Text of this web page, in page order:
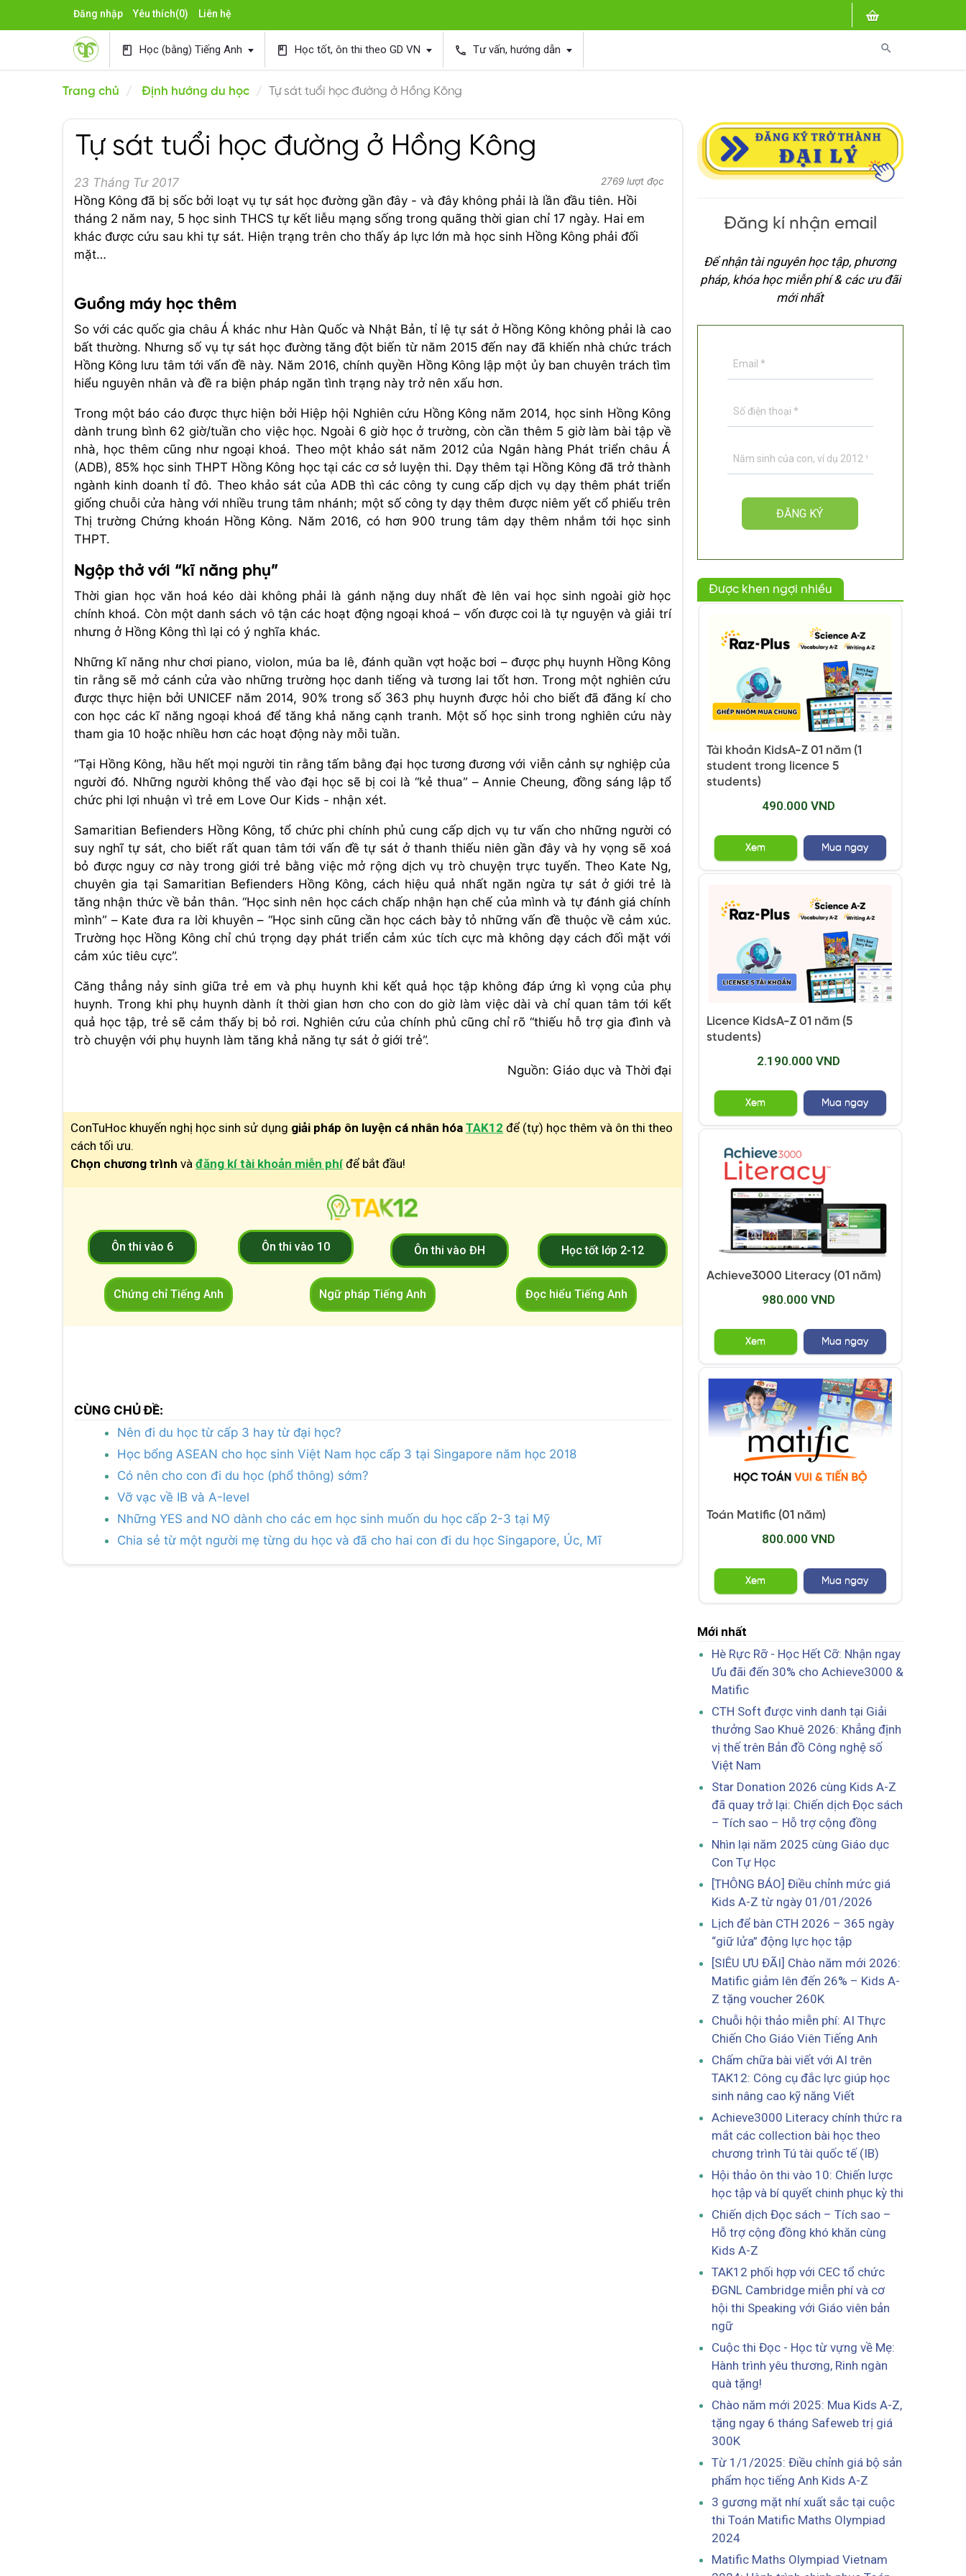
Đăng nhập Yêu thích(0) Liên hệ
search
book Học (bằng) Tiếng Anh book Học tốt, ôn thi theo GD VN phone Tư vấn, hướng dẫn
Trang chủ Định hướng du học Tự sát tuổi học đường ở Hồng Kông
Tự sát tuổi học đường ở Hồng Kông
23 Tháng Tư 2017 2769 lượt đọc
Hồng Kông đã bị sốc bởi loạt vụ tự sát học đường gần đây - và đây không phải là lần đầu tiên. Hồi
tháng 2 năm nay, 5 học sinh THCS tự kết liễu mạng sống trong quãng thời gian chỉ 17 ngày. Hai em
khác được cứu sau khi tự sát. Hiện trạng trên cho thấy áp lực lớn mà học sinh Hồng Kông phải đối
mặt…
Guồng máy học thêm
So với các quốc gia châu Á khác như Hàn Quốc và Nhật Bản, tỉ lệ tự sát ở Hồng Kông không phải là cao
bất thường. Nhưng số vụ tự sát học đường tăng đột biến từ năm 2015 đến nay đã khiến nhà chức trách
Hồng Kông lưu tâm tới vấn đề này. Năm 2016, chính quyền Hồng Kông lập một ủy ban chuyên trách tìm
hiểu nguyên nhân và đề ra biện pháp ngăn tình trạng này trở nên xấu hơn.
Trong một báo cáo được thực hiện bởi Hiệp hội Nghiên cứu Hồng Kông năm 2014, học sinh Hồng Kông
dành trung bình 62 giờ/tuần cho việc học. Ngoài 6 giờ học ở trường, còn cần thêm 5 giờ làm bài tập về
nhà, học thêm cũng như ngoại khoá. Theo một khảo sát năm 2012 của Ngân hàng Phát triển châu Á
(ADB), 85% học sinh THPT Hồng Kông học tại các cơ sở luyện thi. Dạy thêm tại Hồng Kông đã trở thành
ngành kinh doanh tỉ đô. Theo khảo sát của ADB thì các công ty cung cấp dịch vụ dạy thêm phát triển
giống chuỗi cửa hàng với nhiều trung tâm nhánh; một số công ty dạy thêm được niêm yết cổ phiếu trên
Thị trường Chứng khoán Hồng Kông. Năm 2016, có hơn 900 trung tâm dạy thêm nhắm tới học sinh
THPT.
Ngộp thở với “kĩ năng phụ”
Thời gian học văn hoá kéo dài không phải là gánh nặng duy nhất đè lên vai học sinh ngoài giờ học
chính khoá. Còn một danh sách vô tận các hoạt động ngoại khoá – vốn được coi là tự nguyện và giải trí
nhưng ở Hồng Kông thì lại có ý nghĩa khác.
Những kĩ năng như chơi piano, violon, múa ba lê, đánh quần vợt hoặc bơi – được phụ huynh Hồng Kông
tin rằng sẽ mở cánh cửa vào những trường học danh tiếng và tương lai tốt hơn. Trong một nghiên cứu
được thực hiện bởi UNICEF năm 2014, 90% trong số 363 phụ huynh được hỏi cho biết đã đăng kí cho
con học các kĩ năng ngoại khoá để tăng khả năng cạnh tranh. Một số học sinh trong nghiên cứu này
tham gia 10 hoặc nhiều hơn các hoạt động này mỗi tuần.
“Tại Hồng Kông, hầu hết mọi người tin rằng tấm bằng đại học tương đương với viễn cảnh sự nghiệp của
người đó. Những người không thể vào đại học sẽ bị coi là “kẻ thua” – Annie Cheung, đồng sáng lập tổ
chức phi lợi nhuận vì trẻ em Love Our Kids - nhận xét.
Samaritian Befienders Hồng Kông, tổ chức phi chính phủ cung cấp dịch vụ tư vấn cho những người có
suy nghĩ tự sát, cho biết rất quan tâm tới vấn đề tự sát ở thanh thiếu niên gần đây và hy vọng sẽ xoá
bỏ được nguy cơ này trong giới trẻ bằng việc mở rộng dịch vụ trò chuyện trực tuyến. Theo Kate Ng,
chuyên gia tại Samaritian Befienders Hồng Kông, cách hiệu quả nhất ngăn ngừa tự sát ở giới trẻ là
tăng nhận thức về bản thân. “Học sinh nên học cách chấp nhận hạn chế của mình và tự đánh giá chính
mình” – Kate đưa ra lời khuyên – “Học sinh cũng cần học cách bày tỏ những vấn đề thuộc về cảm xúc.
Trường học Hồng Kông chỉ chú trọng dạy phát triển cảm xúc tích cực mà không dạy cách đối mặt với
cảm xúc tiêu cực”.
Căng thẳng nảy sinh giữa trẻ em và phụ huynh khi kết quả học tập không đáp ứng kì vọng của phụ
huynh. Trong khi phụ huynh dành ít thời gian hơn cho con do giờ làm việc dài và chỉ quan tâm tới kết
quả học tập, trẻ sẽ cảm thấy bị bỏ rơi. Nghiên cứu của chính phủ cũng chỉ rõ “thiếu hỗ trợ gia đình và
trò chuyện với phụ huynh làm tăng khả năng tự sát ở giới trẻ”.
Nguồn: Giáo dục và Thời đại
ConTuHoc khuyến nghị học sinh sử dụng giải pháp ôn luyện cá nhân hóa TAK12 để (tự) học thêm và ôn thi theo
cách tối ưu.
Chọn chương trình và đăng kí tài khoản miễn phí để bắt đầu!
Ôn thi vào 6 Ôn thi vào 10 Ôn thi vào ĐH Học tốt lớp 2-12
Chứng chỉ Tiếng Anh Ngữ pháp Tiếng Anh Đọc hiểu Tiếng Anh
CÙNG CHỦ ĐỀ:
Nên đi du học từ cấp 3 hay từ đại học?
Học bổng ASEAN cho học sinh Việt Nam học cấp 3 tại Singapore năm học 2018
Có nên cho con đi du học (phổ thông) sớm?
Vỡ vạc về IB và A-level
Những YES and NO dành cho các em học sinh muốn du học cấp 2-3 tại Mỹ
Chia sẻ từ một người mẹ từng du học và đã cho hai con đi du học Singapore, Úc, Mĩ
Đăng kí nhận email
Để nhận tài nguyên học tập, phương
pháp, khóa học miễn phí & các ưu đãi
mới nhất
Được khen ngợi nhiều
Tài khoản KidsA-Z 01 năm (1
student trong licence 5
students)
490.000 VND
Xem Mua ngay
Licence KidsA-Z 01 năm (5
students)
2.190.000 VND
Xem Mua ngay
Achieve3000 Literacy (01 năm)
980.000 VND
Xem Mua ngay
Toán Matific (01 năm)
800.000 VND
Xem Mua ngay
Mới nhất
Hè Rực Rỡ - Học Hết Cỡ: Nhận ngay
Ưu đãi đến 30% cho Achieve3000 &
Matific
CTH Soft được vinh danh tại Giải
thưởng Sao Khuê 2026: Khẳng định
vị thế trên Bản đồ Công nghệ số
Việt Nam
Star Donation 2026 cùng Kids A-Z
đã quay trở lại: Chiến dịch Đọc sách
– Tích sao – Hỗ trợ cộng đồng
Nhìn lại năm 2025 cùng Giáo dục
Con Tự Học
[THÔNG BÁO] Điều chỉnh mức giá
Kids A-Z từ ngày 01/01/2026
Lịch để bàn CTH 2026 – 365 ngày
“giữ lửa” động lực học tập
[SIÊU ƯU ĐÃI] Chào năm mới 2026:
Matific giảm lên đến 26% – Kids A-
Z tặng voucher 260K
Chuỗi hội thảo miễn phí: AI Thực
Chiến Cho Giáo Viên Tiếng Anh
Chấm chữa bài viết với AI trên
TAK12: Công cụ đắc lực giúp học
sinh nâng cao kỹ năng Viết
Achieve3000 Literacy chính thức ra
mắt các collection bài học theo
chương trình Tú tài quốc tế (IB)
Hội thảo ôn thi vào 10: Chiến lược
học tập và bí quyết chinh phục kỳ thi
Chiến dịch Đọc sách – Tích sao –
Hỗ trợ cộng đồng khó khăn cùng
Kids A-Z
TAK12 phối hợp với CEC tổ chức
ĐGNL Cambridge miễn phí và cơ
hội thi Speaking với Giáo viên bản
ngữ
Cuộc thi Đọc - Học từ vựng về Mẹ:
Hành trình yêu thương, Rinh ngàn
quà tặng!
Chào năm mới 2025: Mua Kids A-Z,
tặng ngay 6 tháng Safeweb trị giá
300K
Từ 1/1/2025: Điều chỉnh giá bộ sản
phẩm học tiếng Anh Kids A-Z
3 gương mặt nhí xuất sắc tại cuộc
thi Toán Matific Maths Olympiad
2024
Matific Maths Olympiad Vietnam